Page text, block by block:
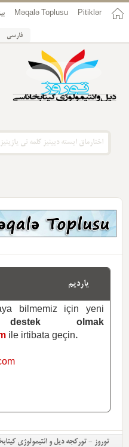
Pitiklər
Məqalə Toplusu
فارسی
یاردیم
bilmemiz için yeni
olmak
ile irtibata geçin.
توروز - تورکجه دیل و ائتیمولوژی